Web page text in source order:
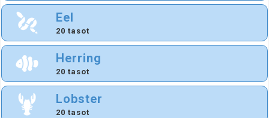
Eel
20 tasot
Herring
20 tasot
Lobster
20 tasot